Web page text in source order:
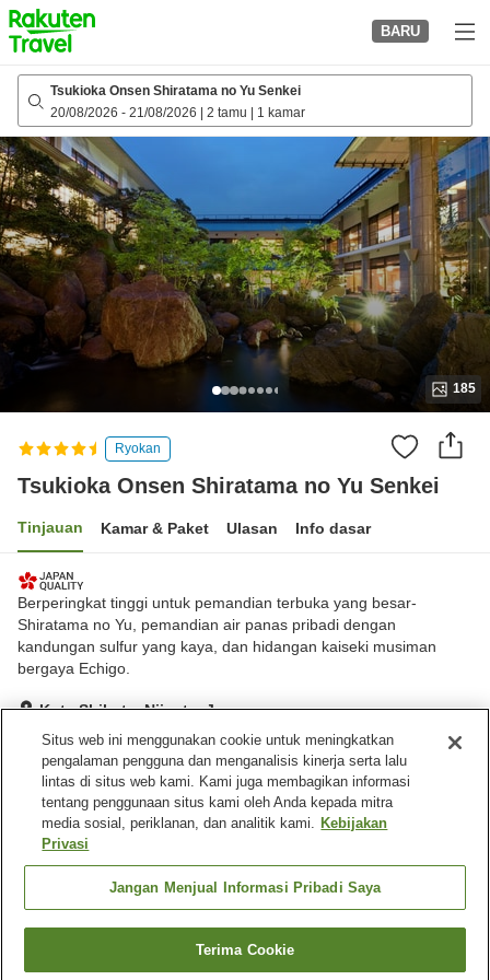
to
top
page
BARU
Tsukioka Onsen Shiratama no Yu Senkei
20/08/2026 - 21/08/2026 2 tamu 1 kamar
185
Ryokan
Tsukioka Onsen Shiratama no Yu Senkei
Tinjauan Kamar & Paket Ulasan Info dasar
Berperingkat tinggi untuk pemandian terbuka yang besar-
Shiratama no Yu, pemandian air panas pribadi dengan
kandungan sulfur yang kaya, dan hidangan kaiseki musiman
bergaya Echigo.
Kota Shibata, Niigata, Jepang
Lihat di peta
Luar biasa Ulasan:836
Fasilitas properti
Tempat parkir
Sauna
Spa / Salon kecantikan
Makan pribadi
Cari kamar
Situs web ini menggunakan cookie untuk meningkatkan
pengalaman pengguna dan menganalisis kinerja serta lalu
lintas di situs web kami. Kami juga membagikan informasi
tentang penggunaan situs kami oleh Anda kepada mitra
media sosial, periklanan, dan analitik kami. Kebijakan
Privasi
Jangan Menjual Informasi Pribadi Saya
Terima Cookie